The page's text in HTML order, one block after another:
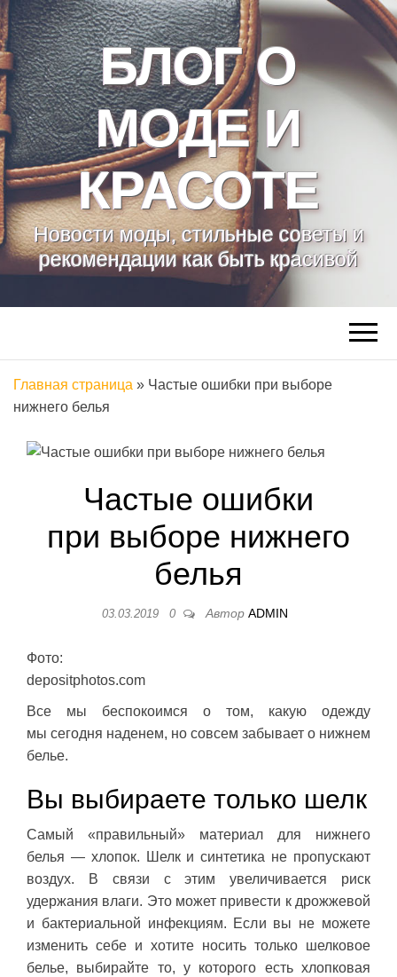
БЛОГ О
МОДЕ И
КРАСОТЕ
Новости моды, стильные советы и
рекомендации как быть красивой
Главная страница » Частые ошибки при выборе
нижнего белья
Частые ошибки
при выборе нижнего
белья
03.03.2019 0 Автор ADMIN
Фото:
depositphotos.com
Все мы беспокоимся о том, какую одежду
мы сегодня наденем, но совсем забывает о нижнем
белье.
Вы выбираете только шелк
Самый «правильный» материал для нижнего
белья — хлопок. Шелк и синтетика не пропускают
воздух. В связи с этим увеличивается риск
удержания влаги. Это может привести к дрожжевой
и бактериальной инфекциям. Если вы не можете
изменить себе и хотите носить только шелковое
белье, выбирайте то, у которого есть хлопковая